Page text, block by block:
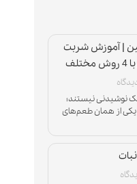
| آموزش شربت
نوشیدنی نیستند؛
از همان طعم‌های